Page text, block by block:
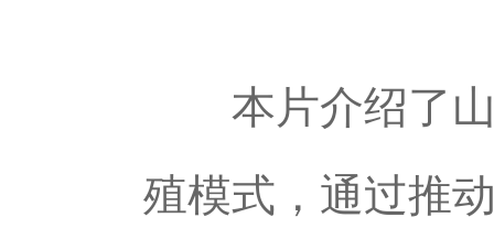
本片介绍了山
殖模式，通过推